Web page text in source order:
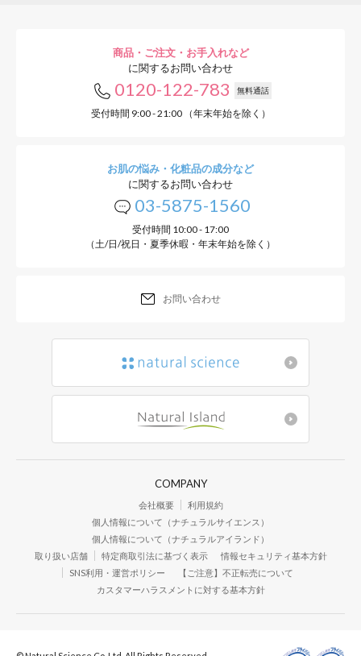
商品・ご注文・お手入れなど
に関するお問い合わせ
0120-122-783 無料通話
受付時間 9:00 - 21:00 （年末年始を除く）
お肌の悩み・化粧品の成分など
に関するお問い合わせ
03-5875-1560
受付時間 10:00 - 17:00
（土/日/祝日・夏季休暇・年末年始を除く）
お問い合わせ
COMPANY
会社概要
利用規約
個人情報について（ナチュラルサイエンス）
個人情報について（ナチュラルアイランド）
取り扱い店舗
特定商取引法に基づく表示
情報セキュリティ基本方針
SNS利用・運営ポリシー
【ご注意】不正転売について
カスタマーハラスメントに対する基本方針